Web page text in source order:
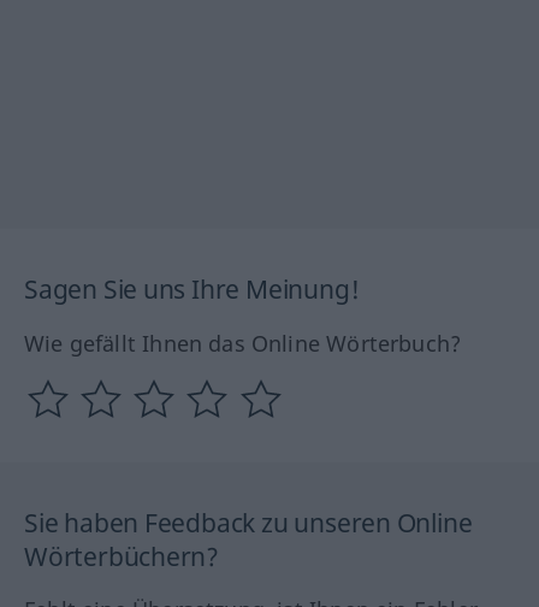
Sagen Sie uns Ihre Meinung!
Wie gefällt Ihnen das Online Wörterbuch?
Sie haben Feedback zu unseren Online
Wörterbüchern?